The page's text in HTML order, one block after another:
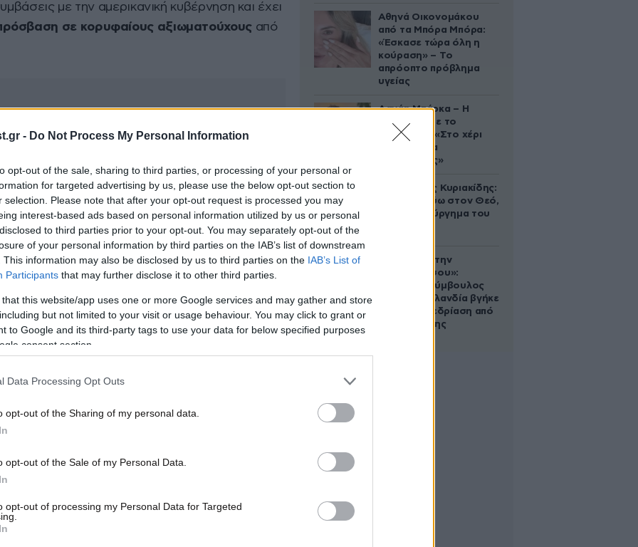
- Do Not Process My Personal Information
opt-out of the sale, sharing to third parties, or processing of your personal or
for targeted advertising by us, please use the below opt-out section to
selection. Please note that after your opt-out request is processed you may
interest-based ads based on personal information utilized by us or personal
to third parties prior to your opt-out. You may separately opt-out of the
of your personal information by third parties on the IAB’s list of downstream
This information may also be disclosed by us to third parties on the IAB’s List of
Participants that may further disclose it to other third parties.
that this website/app uses one or more Google services and may gather and store
but not limited to your visit or usage behaviour. You may click to grant or
to Google and its third-party tags to use your data for below specified purposes
consent section.
Data Processing Opt Outs
opt-out of the Sharing of my personal data.
opt-out of the Sale of my Personal Data.
opt-out of processing my Personal Data for Targeted
με την αμερικανική κυβέρνηση και έχει
σε κορυφαίους αξιωματούχουςαπό
επικεντρώθηκε στην πιθανότητα να
Αθηνά Οικονομάκου
από τα Μπόρα Μπόρα:
«Έσκασε τώρα όλη η
κούραση» – Το
απρόοπτο πρόβλημα
υγείας
Δανάη Μπάρκα – Η
ανάρτηση με το
σάντουιτς: «Στο χέρι
σου είναι να
αδυνατίσεις»
Βλαδίμηρος Κυριακίδης:
«Δεν πιστεύω στον Θεό,
είναι δημιούργημα του
«Βλέπουμε την
μπουγάδα σου»:
Δημοτική σύμβουλος
στη Νέα Ζηλανδία βγήκε
live σε συνεδρίαση από
το μπάνιο της